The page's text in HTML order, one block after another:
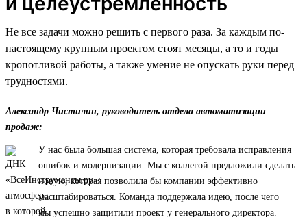
Не все задачи можно решить с первого раза. За каждым по-
настоящему крупным проектом стоят месяцы, а то и годы
кропотливой работы, а также умение не опускать руки перед
трудностями.
Александр Чистилин, руководитель отдела автоматизации
продаж:
У нас была большая система, которая требовала исправления
ошибок и модернизации. Мы с коллегой предложили сделать
новую, которая позволила бы компании эффективно
масштабироваться. Команда поддержала идею, после чего
мы успешно защитили проект у генерального директора.